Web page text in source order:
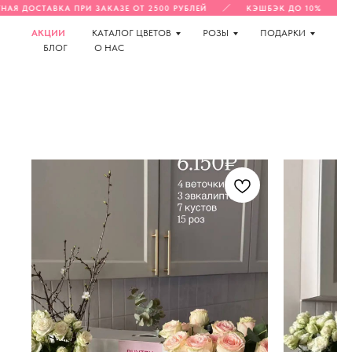
ДОСТАВКА ПРИ ЗАКАЗЕ ОТ 2500 РУБЛЕЙ КЭШБЭК ДО 10%
АКЦИИ КАТАЛОГ ЦВЕТОВ РОЗЫ ПОДАРКИ
БЛОГ
О НАС